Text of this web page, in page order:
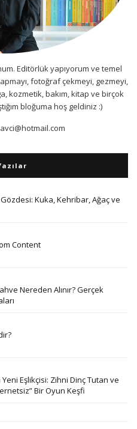
Editörlük yapıyorum ve temel
fotoğraf çekmeyi, gezmeyi,
kozmetik, bakım, kitap ve birçok
bloğuma hoş geldiniz :)
Kuka, Kehribar, Ağaç ve
Content
Nereden Alınır? Gerçek
Eşlikçisi: Zihni Dinç Tutan ve
Bir Oyun Keşfi